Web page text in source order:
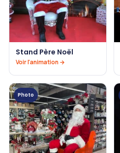
Stand Père Noël
Voir l'animation →
Photo